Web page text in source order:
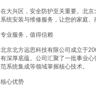
在大兴区，安全防护至关重要。北
系统安装与维修服务，让您的家庭、
专业服务，值得信赖
北京北方远思科技有限公司成立于
有深厚底蕴。公司汇聚了一批事业
范系统集成等领域掌握核心技术。
核心优势